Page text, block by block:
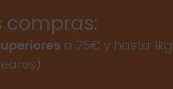
compras:
a 75€ y hasta 1kg